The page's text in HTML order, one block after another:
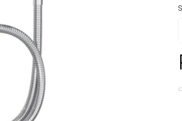
cobre